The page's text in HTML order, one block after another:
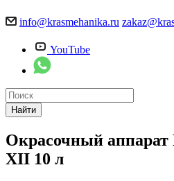
info@krasmehanika.ru
YouTube
Найти
Окрасочный аппарат
XII 10 л